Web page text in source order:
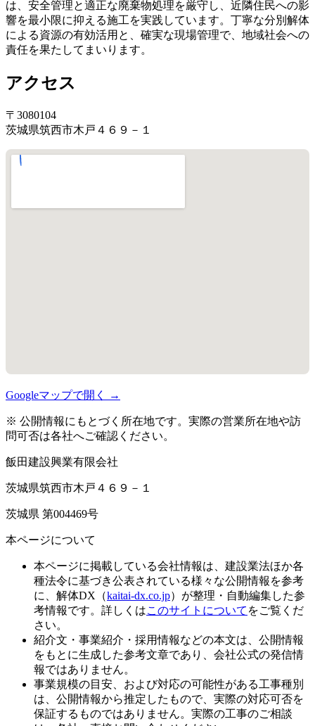
は、安全管理と適正な廃棄物処理を厳守し、近隣住民への影
響を最小限に抑える施工を実践しています。丁寧な分別解体
による資源の有効活用と、確実な現場管理で、地域社会への
責任を果たしてまいります。
アクセス
〒3080104
茨城県筑西市木戸４６９－１
Googleマップで開く →
※ 公開情報にもとづく所在地です。実際の営業所在地や訪
問可否は各社へご確認ください。
飯田建設興業有限会社
茨城県筑西市木戸４６９－１
茨城県 第004469号
本ページについて
本ページに掲載している会社情報は、建設業法ほか各
種法令に基づき公表されている様々な公開情報を参考
に、解体DX（kaitai-dx.co.jp）が整理・自動編集した参
考情報です。詳しくはこのサイトについて をご覧くだ
さい。
紹介文・事業紹介・採用情報などの本文は、公開情報
をもとに生成した参考文章であり、会社公式の発信情
報ではありません。
事業規模の目安、および対応の可能性がある工事種別
は、公開情報から推定したもので、実際の対応可否を
保証するものではありません。実際の工事のご相談